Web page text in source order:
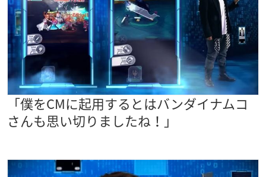
「僕をCMに起用するとはバンダイナムコ
さんも思い切りましたね！」